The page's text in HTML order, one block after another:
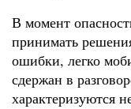
В момент
принимать
ошибки, легко
сдержан в
характеризуются